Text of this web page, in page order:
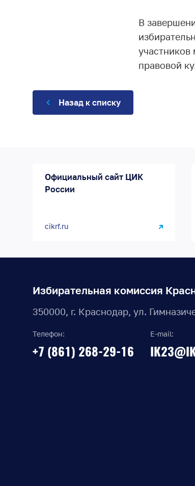
В
правовой
Назад к списку
Официальный сайт ЦИК
России
cikrf.ru
Избирательная комиссия
350000, г. Краснодар, ул.
Телефон:
+7 (861) 268-29-16
E-mail: